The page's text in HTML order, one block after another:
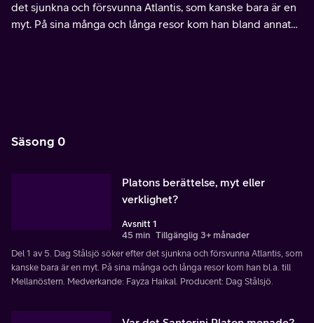
det sjunkna och försvunna Atlantis, som kanske bara är en
myt. På sina många och långa resor kom han bland annat
Säsong 0
Platons berättelse, myt eller
verklighet?
Avsnitt 1
45 min Tillgänglig 3+ månader
Del 1 av 5. Dag Stålsjö söker efter det sjunkna och försvunna Atlantis, som
kanske bara är en myt. På sina många och långa resor kom han bl.a. till
Mellanöstern. Medverkande: Fayza Haikal. Producent: Dag Stålsjö.